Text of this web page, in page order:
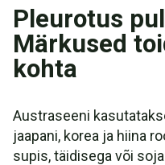
Pleurotus
Märkused
kohta
Austraseeni
jaapani, korea ja hiina
supis, täidisega või